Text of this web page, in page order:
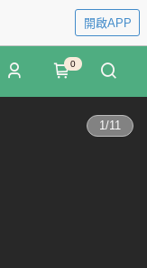
開啟APP
0
1/11